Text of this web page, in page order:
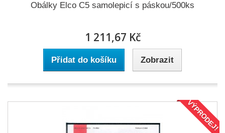
Obálky Elco C5 samolepicí s páskou/500ks
1 211,67 Kč
Přidat do košíku Zobrazit
VÝPRODEJ!